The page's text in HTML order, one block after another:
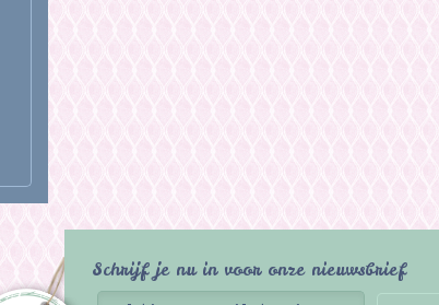
Schrijf je nu in voor onze nieuwsbrief